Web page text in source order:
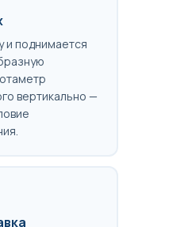
и поднимается
вертикально —